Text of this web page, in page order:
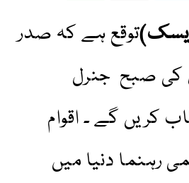
توقع ہے کہ صدر
کی صبح جنرل
کریں گے ۔ اقوام
رہنما دنیا میں